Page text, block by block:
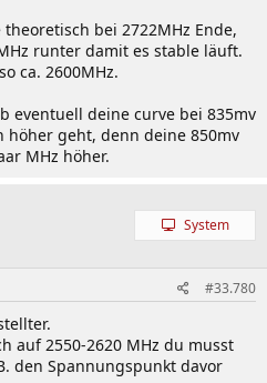
bei 2722MHz Ende,
runter damit es stable läuft.
ca. 2600MHz.
eventuell deine curve bei 835mv
höher geht, denn deine 850mv
MHz höher.
System
#33.780
auf 2550-2620 MHz du musst
den Spannungspunkt davor